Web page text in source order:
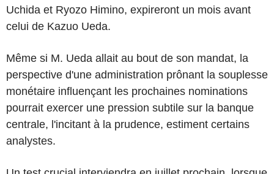
Uchida et Ryozo Himino, expireront un mois avant
celui de Kazuo Ueda.
Même si M. Ueda allait au bout de son mandat, la
perspective d'une administration prônant la souplesse
monétaire influençant les prochaines nominations
pourrait exercer une pression subtile sur la banque
centrale, l'incitant à la prudence, estiment certains
analystes.